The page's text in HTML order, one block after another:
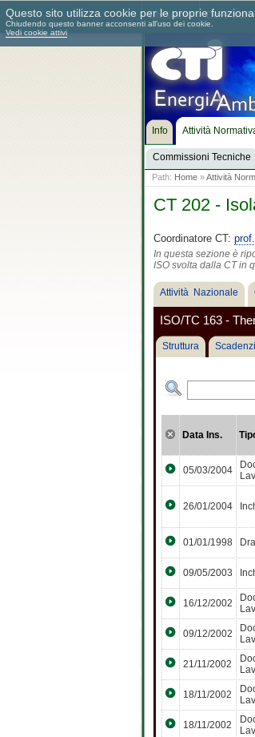
Chi siamo Dove
Info Attività
Commissioni Tecniche
Path: Home»Attività
CT 202 -
Coordinatore CT:
In questa sezione è
ISO svolta dalla CT in
Attività Nazionale
ISO/TC 163 -
Struttura
Data Ins.
05/03/2004
26/01/2004
01/01/1998
09/05/2003
16/12/2002
09/12/2002
21/11/2002
18/11/2002
18/11/2002
Questo sito utilizza cookie per le proprie
Chiudendo questo banner acconsenti all'uso dei cookie.
Vedi cookie attivi